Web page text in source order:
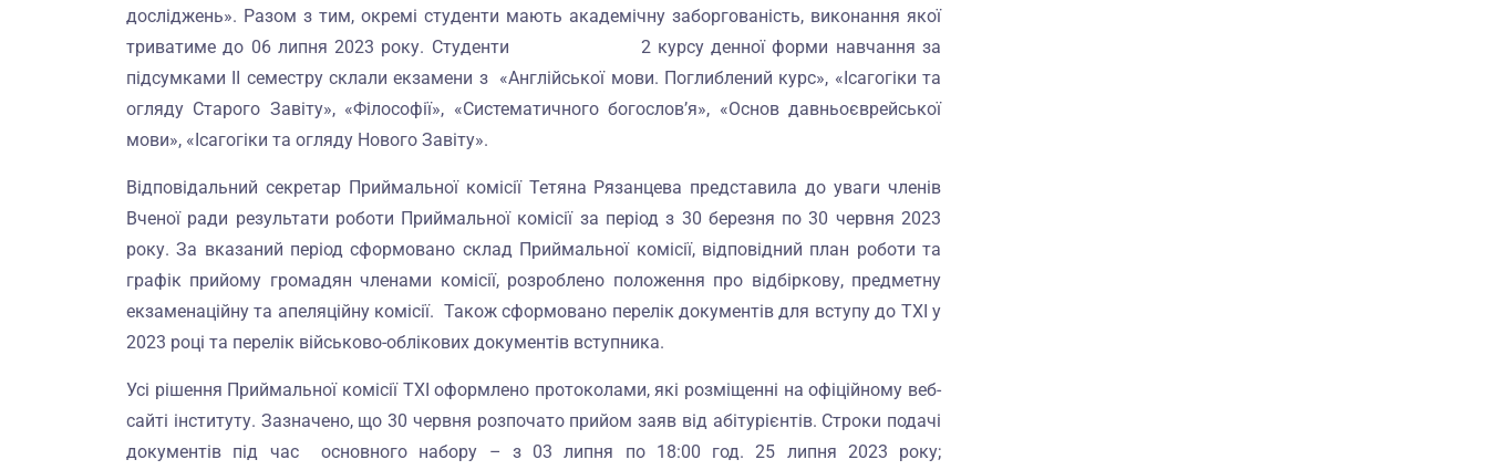
досліджень». Разом з тим, окремі студенти мають академічну заборгованість, виконання якої
триватиме до 06 липня 2023 року. Студенти 2 курсу денної форми навчання за
підсумками ІІ семестру склали екзамени з «Англійської мови. Поглиблений курс», «Ісагогіки та
огляду Старого Завіту», «Філософії», «Систематичного богослов’я», «Основ давньоєврейської
мови», «Ісагогіки та огляду Нового Завіту».
Відповідальний секретар Приймальної комісії Тетяна Рязанцева представила до уваги членів
Вченої ради результати роботи Приймальної комісії за період з 30 березня по 30 червня 2023
року. За вказаний період сформовано склад Приймальної комісії, відповідний план роботи та
графік прийому громадян членами комісії, розроблено положення про відбіркову, предметну
екзаменаційну та апеляційну комісії. Також сформовано перелік документів для вступу до ТХІ у
2023 році та перелік військово-облікових документів вступника.
Усі рішення Приймальної комісії ТХІ оформлено протоколами, які розміщенні на офіційному веб-
сайті інституту. Зазначено, що 30 червня розпочато прийом заяв від абітурієнтів. Строки подачі
документів під час основного набору – з 03 липня по 18:00 год. 25 липня 2023 року;